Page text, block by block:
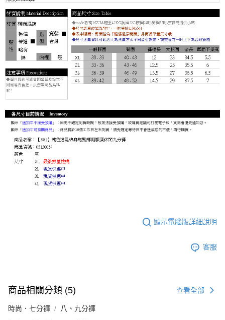
顯示電腦版詳細說明
客服
商品相關分類 (5) 查看全部
時尚．七分褲 八、九分褲